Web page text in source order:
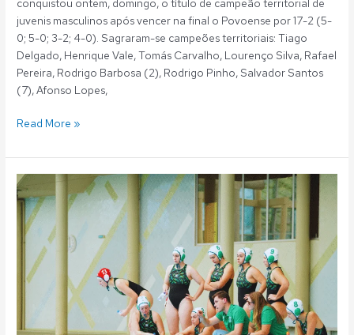
conquistou ontem, domingo, o título de campeão territorial de
juvenis masculinos após vencer na final o Povoense por 17-2 (5-
0; 5-0; 3-2; 4-0). Sagraram-se campeões territoriais: Tiago
Delgado, Henrique Vale, Tomás Carvalho, Lourenço Silva, Rafael
Pereira, Rodrigo Barbosa (2), Rodrigo Pinho, Salvador Santos
(7), Afonso Lopes,
Read More »
Polo
Aquático:
Fluvial
vice-
campeão
nacional
feminino